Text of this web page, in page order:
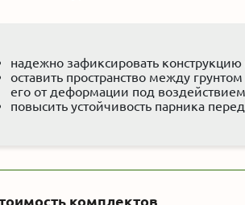
надежно зафиксировать
оставить пространство между
его от деформации под
повысить устойчивость парника
комплектов